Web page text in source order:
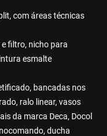
com áreas técnicas
filtro, nicho para
esmalte
bancadas nos
ralo linear, vasos
da marca Deca, Docol
ducha